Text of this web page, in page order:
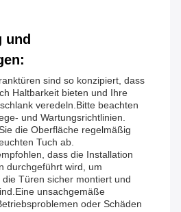
und
sind so konzipiert, dass
Haltbarkeit bieten und Ihre
veredeln.Bitte beachten
und Wartungsrichtlinien.
die Oberfläche regelmäßig
Tuch ab.
dass die Installation
durchgeführt wird, um
Türen sicher montiert und
unsachgemäße
oder Schäden